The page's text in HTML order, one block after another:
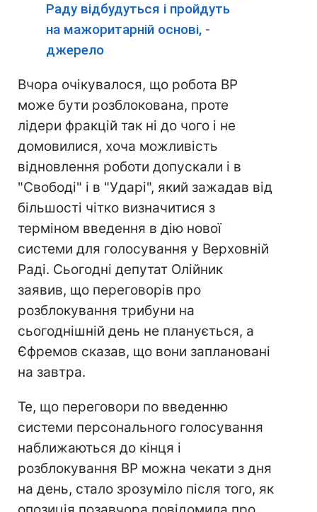
Раду відбудуться і пройдуть
на мажоритарній основі, -
джерело
Вчора очікувалося, що робота ВР
може бути розблокована, проте
лідери фракцій так ні до чого і не
домовилися, хоча можливість
відновлення роботи допускали і в
"Свободі" і в "Ударі", який зажадав від
більшості чітко визначитися з
терміном введення в дію нової
системи для голосування у Верховній
Раді. Сьогодні депутат Олійник
заявив, що переговорів про
розблокування трибуни на
сьогоднішній день не планується, а
Єфремов сказав, що вони заплановані
на завтра.
Те, що переговори по введенню
системи персонального голосування
наближаються до кінця і
розблокування ВР можна чекати з дня
на день, стало зрозуміло після того, як